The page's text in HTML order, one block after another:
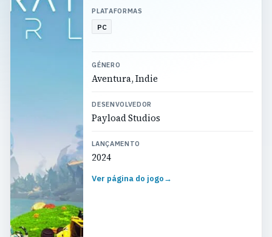
PLATAFORMAS
PC
GÉNERO
Aventura, Indie
DESENVOLVEDOR
Payload Studios
LANÇAMENTO
2024
Ver página do jogo→